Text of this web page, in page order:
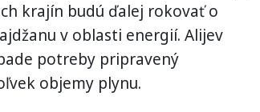
krajín budú ďalej rokovať o
v oblasti energií. Alijev
potreby pripravený
objemy plynu.